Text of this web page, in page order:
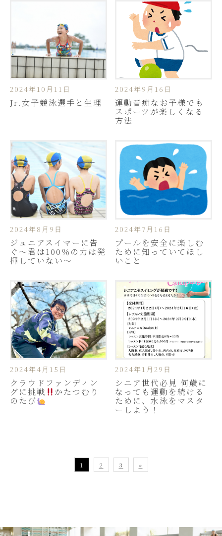
2024年10月11日
Jr.女子競泳選手と生理
2024年9月16日
運動音痴なお子様でも
スポーツが楽しくなる
方法
2024年8月9日
ジュニアスイマーに告
ぐ〜君は100％の力は発
揮していない〜
2024年7月16日
プールを安全に楽しむ
ために知っていてほし
いこと
2024年4月15日
クラウドファンディン
グに挑戦 かたつむり
のたび
2024年1月29日
シニア世代必見 何歳に
なっても運動を続ける
ために、水泳をマスタ
ーしよう！
1 2 3 »